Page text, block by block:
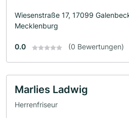
Wiesenstraße 17, 17099
Mecklenburg
0.0 (0 Bewertungen)
Marlies Ladwig
Herrenfriseur